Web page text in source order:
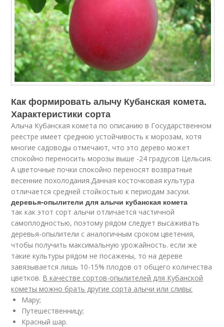
Как формировать алычу Кубанская комета.
Характеристики сорта
Алыча Кубанская комета по описанию в Государственном
реестре имеет среднюю устойчивость к морозам, хотя
многие садоводы отмечают, что это дерево может
спокойно переносить морозы выше -24 градусов Цельсия.
А цветочные почки спокойно переносят возвратные
весенние похолодания.Данная косточковая культура
отличается средней стойкостью к периодам засухи.
деревья-опылители для алычи кубанская комета
так как этот сорт алычи отличается частичной
самоплодностью, поэтому рядом следует высаживать
деревья-опылители с аналогичным сроком цветения,
чтобы получить максимальную урожайность. если же
такие культуры рядом не посажены, то на дереве
завязывается лишь 10-15% плодов от общего количества
цветков. В качестве сортов-опылителей для Кубанской
кометы можно брать другие сорта алычи или сливы:
Мару;
Путешественницу;
Красный шар.